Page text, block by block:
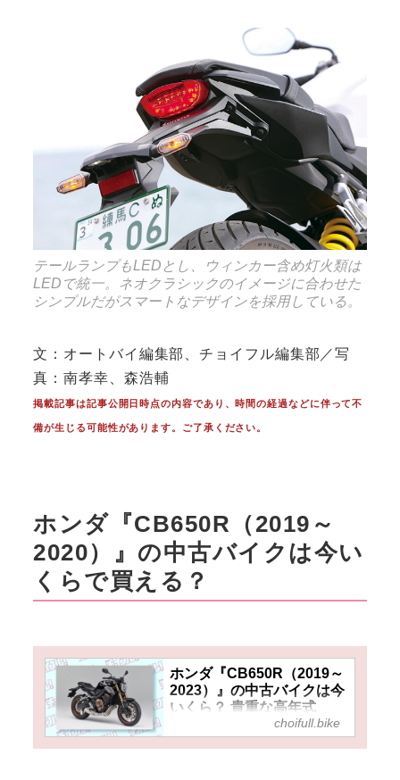
テールランプもLEDとし、ウィンカー含め灯火類は
LEDで統一。ネオクラシックのイメージに合わせた
シンプルだがスマートなデザインを採用している。
文：オートバイ編集部、チョイフル編集部／写
真：南孝幸、森浩輔
掲載記事は記事公開日時点の内容であり、時間の経過などに伴って不
備が生じる可能性があります。ご了承ください。
ホンダ『CB650R（2019～
2020）』の中古バイクは今い
くらで買える？
ホンダ『CB650R（2019～
2023）』の中古バイクは今
いくら？ 貴重な高年式
650ccの4気筒大型ネイキッ
ドも前モデルならちょっぴ
choifull.bike